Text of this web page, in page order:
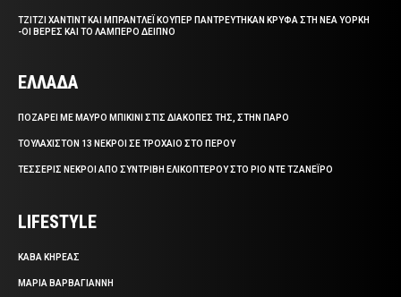
ΤΖΙΤΖΙ ΧΑΝΤΙΝΤ ΚΑΙ ΜΠΡΑΝΤΛΕΪ ΚΟΥΠΕΡ ΠΑΝΤΡΕΥΤΗΚΑΝ ΚΡΥΦΑ ΣΤΗ ΝΕΑ ΥΟΡΚΗ
-ΟΙ ΒΕΡΕΣ ΚΑΙ ΤΟ ΛΑΜΠΕΡΟ ΔΕΙΠΝΟ
ΕΛΛΑΔΑ
ΠΟΖΑΡΕΙ ΜΕ ΜΑΥΡΟ ΜΠΙΚΙΝΙ ΣΤΙΣ ΔΙΑΚΟΠΕΣ ΤΗΣ, ΣΤΗΝ ΠΑΡΟ
ΤΟΥΛΑΧΙΣΤΟΝ 13 ΝΕΚΡΟΙ ΣΕ ΤΡΟΧΑΙΟ ΣΤΟ ΠΕΡΟΥ
ΤΕΣΣΕΡΙΣ ΝΕΚΡΟΙ ΑΠΟ ΣΥΝΤΡΙΒΗ ΕΛΙΚΟΠΤΕΡΟΥ ΣΤΟ ΡΙΟ ΝΤΕ ΤΖΑΝΕΪΡΟ
LIFESTYLE
ΚΑΒΑ ΚΗΡΕΑΣ
ΜΑΡΙΑ ΒΑΡΒΑΓΙΑΝΝΗ